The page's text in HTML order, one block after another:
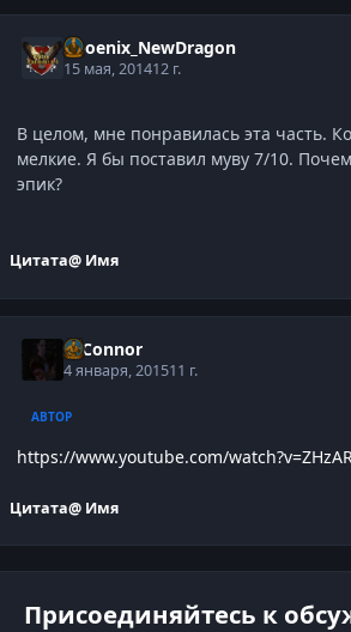
Phoenix_NewDragon
15 мая, 201412 г.
В целом, мне понравилась эта часть.
мелкие. Я бы поставил муву 7/10.
эпик?
Цитата@ Имя
O'Connor
4 января, 201511 г.
АВТОР
https://www.youtube.com/
Цитата@ Имя
Присоединяйтесь к